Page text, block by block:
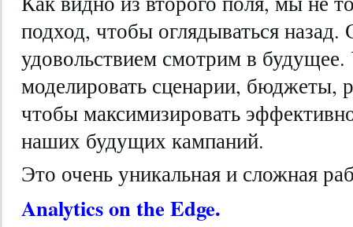
подход, чтобы оглядываться
удовольствием смотрим в
моделировать сценарии, бюджеты,
чтобы максимизировать
наших будущих кампаний.
Это очень уникальная и сложная
Analytics on the Edge.